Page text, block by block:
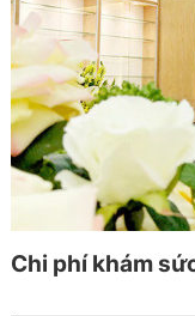
Chi phí khám